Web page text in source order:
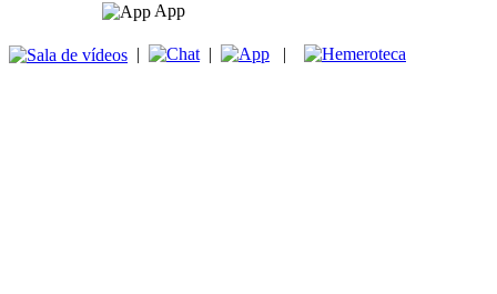
App
| | |